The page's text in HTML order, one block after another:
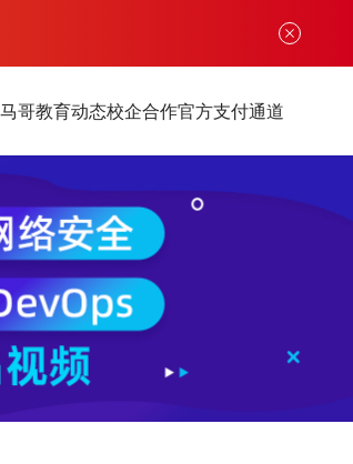
马哥教育动态校企合作官方支付通道